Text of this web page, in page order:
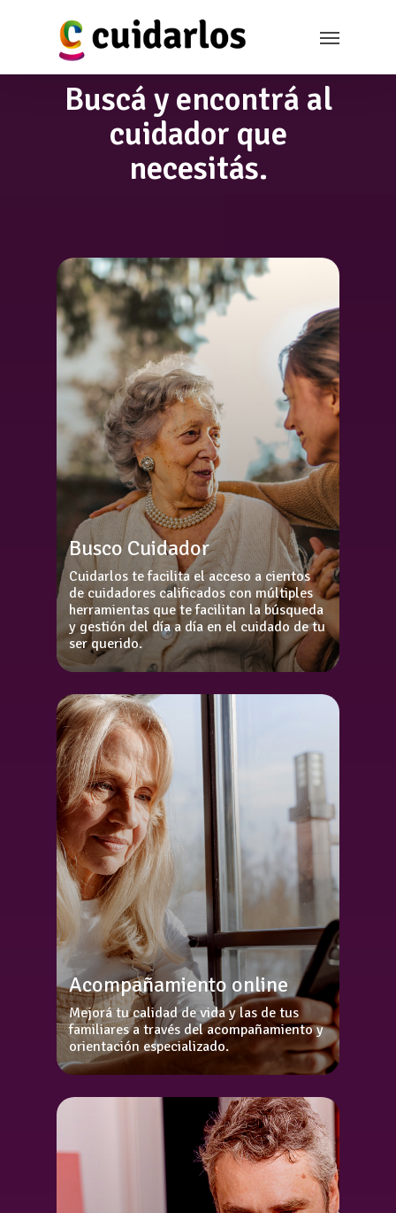
Buscá y encontrá al
cuidador que
necesitás.
Busco Cuidador
Cuidarlos te facilita el acceso a cientos
de cuidadores calificados con múltiples
herramientas que te facilitan la búsqueda
y gestión del día a día en el cuidado de tu
ser querido.
Acompañamiento online
Mejorá tu calidad de vida y las de tus
familiares a través del acompañamiento y
orientación especializado.